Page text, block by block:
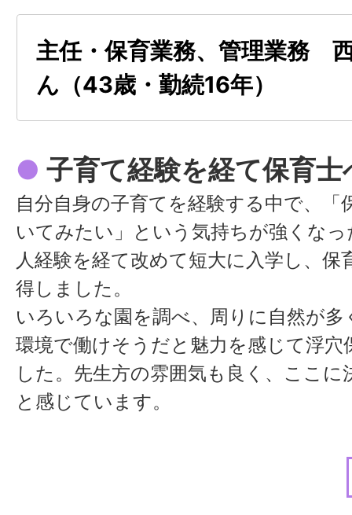
●保育の面白さを発見
入職当初は保育の流れを覚えること
どもへの声掛けや活動の進め方など
動で何を育てたいのか」を考えなが
られるようになってきました。自分
うまくいった時には面白さも感じます
の流れまで見据え、子どもたちがス
る環境づくりや準備をもっと工夫し
ね。
●求職者の方へメッセージ
保育の仕事は大変なこともあります
「先生大好き！」と言ってくれたり
主任・保育業務、管理業務
ん（43歳・勤続16年）
● 子育て経験を経て保育士
自分自身の子育てを経験する中で、「
いてみたい」という気持ちが強くな
人経験を経て改めて短大に入学し、保
得しました。
いろいろな園を調べ、周りに自然が多
環境で働けそうだと魅力を感じて浮穴
した。先生方の雰囲気も良く、ここ
と感じています。
入職当時は子どももまだ小さく、急